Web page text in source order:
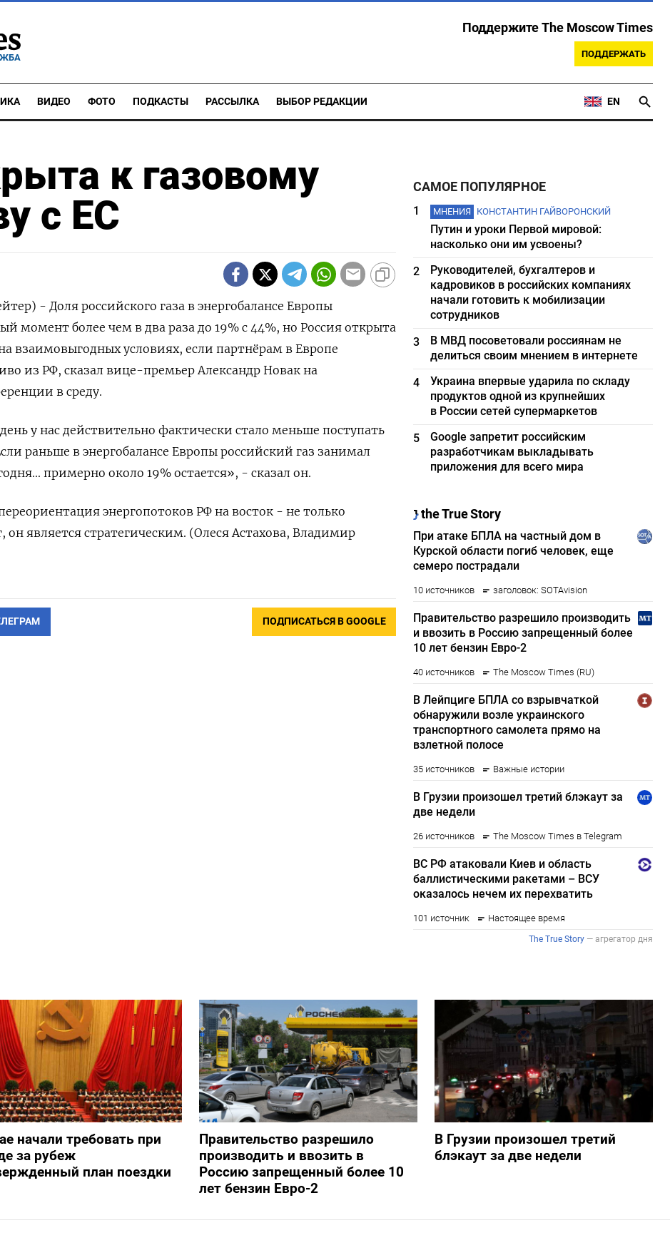
Поддержите The Moscow Times
ПОДДЕРЖАТЬ
ВИДЕО ФОТО ПОДКАСТЫ РАССЫЛКА ВЫБОР РЕДАКЦИИ EN
к газовому
с ЕС
- Доля российского газа в энергобалансе Европы
момент более чем в два раза до 19% с 44%, но Россия открыта
взаимовыгодных условиях, если партнёрам в Европе
из РФ, сказал вице-премьер Александр Новак на
в среду.
у нас действительно фактически стало меньше поступать
раньше в энергобалансе Европы российский газ занимал
примерно около 19% остается», - сказал он.
энергопотоков РФ на восток - не только
является стратегическим. (Олеся Астахова, Владимир
ПОДПИСАТЬСЯ В GOOGLE
САМОЕ ПОПУЛЯРНОЕ
1 МНЕНИЯ КОНСТАНТИН ГАЙВОРОНСКИЙ
Путин и уроки Первой мировой:
насколько они им усвоены?
2
Руководителей, бухгалтеров и
кадровиков в российских компаниях
начали готовить к мобилизации
сотрудников
3
В МВД посоветовали россиянам не
делиться своим мнением в интернете
4
Украина впервые ударила по складу
продуктов одной из крупнейших
в России сетей супермаркетов
5
Google запретит российским
разработчикам выкладывать
приложения для всего мира
начали требовать при
за рубеж
план поездки
Правительство разрешило
производить и ввозить в
Россию запрещенный более 10
лет бензин Евро-2
В Грузии произошел третий
блэкаут за две недели